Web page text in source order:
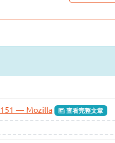
— Mozilla 查看完整文章